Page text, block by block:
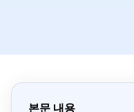
본문 내용